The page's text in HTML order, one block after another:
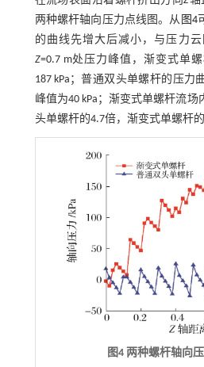
两种螺杆轴向压力点线图。从 图4
的曲线先增大后减小，与压力
Z=0.7 m处压力峰值，渐变式单
187 kPa；普通双头单螺杆的压力
峰值为40 kPa；渐变式单螺杆流
头单螺杆的4.7倍，渐变式单螺杆
图4 两种螺杆轴向